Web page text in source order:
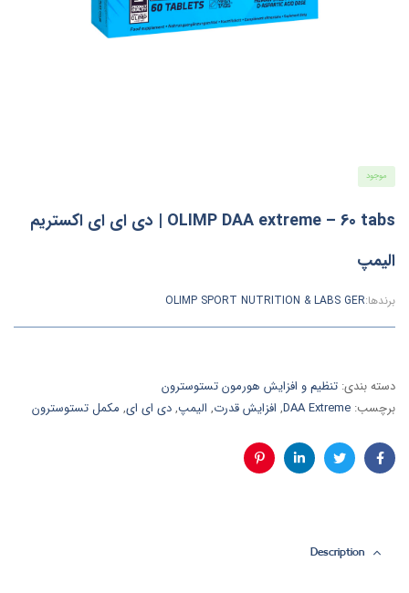
موجود
OLIMP DAA extreme – 60 tabs | دی ای ای اکستریم
الیمپ
برندها:OLIMP SPORT NUTRITION & LABS GER
دسته بندی: تنظیم و افزایش هورمون تستوسترون
برچسب: DAA Extreme
, افزایش قدرت, الیمپ,دی ای ای, مکمل تستوسترون
فیس
توئیتر لینکدینپینترست
Description